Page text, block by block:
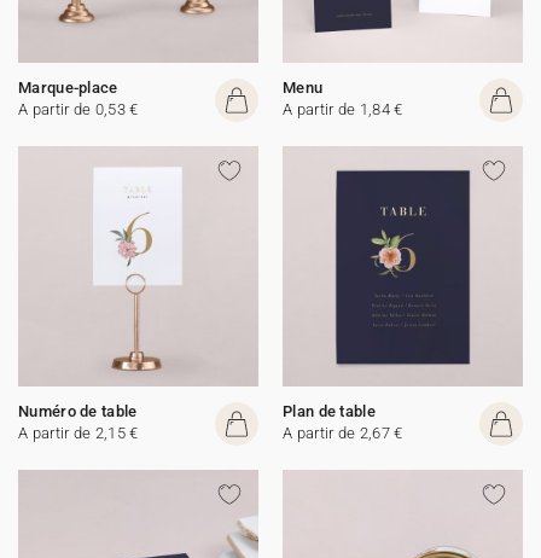
Marque-place
A partir de 0,53 €
Menu
A partir de 1,84 €
Numéro de table
A partir de 2,15 €
Plan de table
A partir de 2,67 €